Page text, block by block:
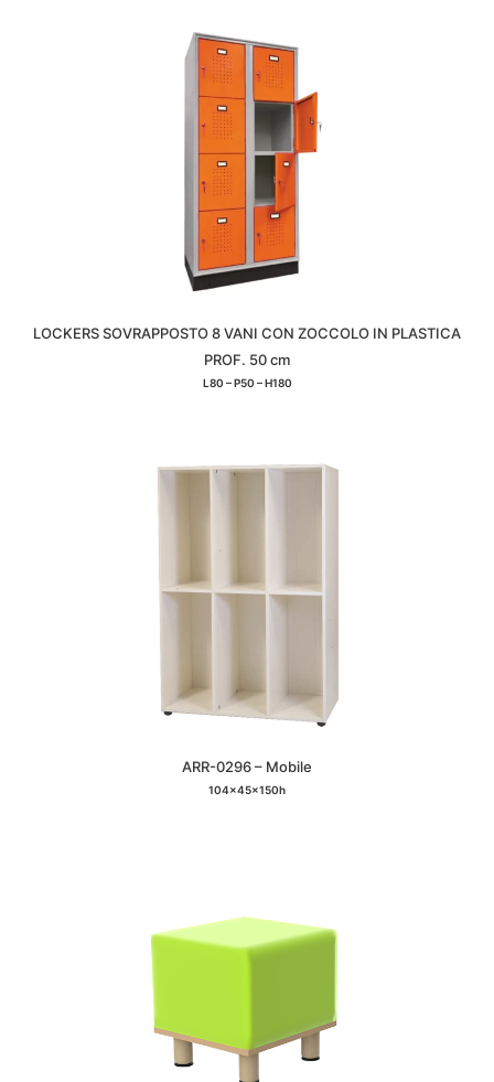
LOCKERS SOVRAPPOSTO 8 VANI CON ZOCCOLO IN PLASTICA
PROF. 50 cm
L80 – P50 – H180
ARR-0296 – Mobile
104x45x150h